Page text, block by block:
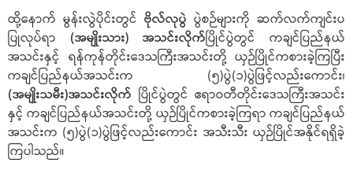
ထို့နောက် မွန်းလွဲပိုင်းတွင် ဗိုလ်လုပွဲ ပွဲစဉ်များကို ဆက်လက်ကျင်းပ
ပြုလုပ်ရာ (အမျိုးသား) အသင်းလိုက်ပြိုင်ပွဲတွင် ကချင်ပြည်နယ်
အသင်းနှင့် ရန်ကုန်တိုင်းဒေသကြီးအသင်းတို့ ယှဉ်ပြိုင်ကစားခဲ့ကြပြီး
ကချင်ပြည်နယ်အသင်းက (၅)ပွဲ(၁)ပွဲဖြင့်လည်းကောင်း၊
(အမျိုးသမီး)အသင်းလိုက် ပြိုင်ပွဲတွင် ဧရာဝတီတိုင်းဒေသကြီးအသင်း
နှင့် ကချင်ပြည်နယ်အသင်းတို့ ယှဉ်ပြိုင်ကစားခဲ့ကြရာ ကချင်ပြည်နယ်
အသင်းက (၅)ပွဲ(၁)ပွဲဖြင့်လည်းကောင်း အသီးသီး ယှဉ်ပြိုင်အနိုင်ရရှိခဲ့
ကြပါသည်။